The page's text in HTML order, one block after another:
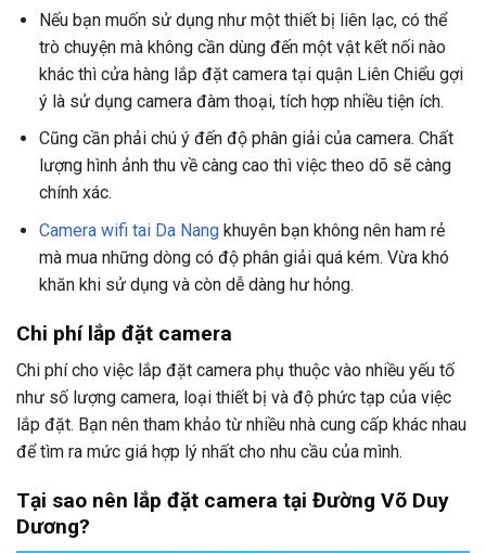
Nếu bạn muốn sử dụng như một thiết bị liên lạc, có thể
trò chuyện mà không cần dùng đến một vật kết nối nào
khác thì cửa hàng lắp đặt camera tại quận Liên Chiểu gợi
ý là sử dụng camera đàm thoại, tích hợp nhiều tiện ích.
Cũng cần phải chú ý đến độ phân giải của camera. Chất
lượng hình ảnh thu về càng cao thì việc theo dõ sẽ càng
chính xác.
Camera wifi tai Da Nangkhuyên bạn không nên ham rẻ
mà mua những dòng có độ phân giải quá kém. Vừa khó
khăn khi sử dụng và còn dễ dàng hư hỏng.
Chi phí lắp đặt camera
Chi phí cho việc lắp đặt camera phụ thuộc vào nhiều yếu tố
như số lượng camera, loại thiết bị và độ phức tạp của việc
lắp đặt. Bạn nên tham khảo từ nhiều nhà cung cấp khác nhau
để tìm ra mức giá hợp lý nhất cho nhu cầu của mình.
Tại sao nên lắp đặt camera tại Đường Võ Duy
Dương?